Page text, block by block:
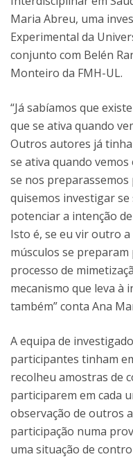
Maria Abreu, uma
Experimental da
conjunto com Belén
Monteiro da FMH-UL.
“Já sabíamos que
que se ativa quando
Outros autores já
se ativa quando
se nos preparassemos
quisemos investigar se
potenciar a intenção
Isto é, se eu vir outro
músculos se
processo de
mecanismo que leva à
também” conta Ana
A equipa de
participantes tinham
recolheu amostras de
participarem em cada
observação de outros
participação numa
uma situação de